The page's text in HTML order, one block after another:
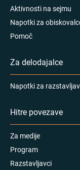
Aktivnosti na sejmu
Napotki za
Pomoč
Za delodajalce
Napotki za
Hitre povezave
Za medije
Program
Razstavljavci